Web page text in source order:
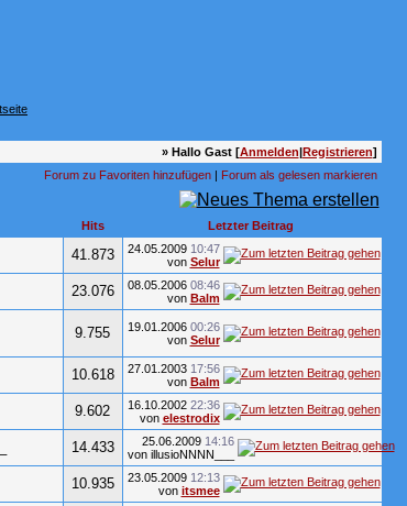
» Hallo Gast [Anmelden|Registrieren]
Forum zu Favoriten hinzufügen| Forum als gelesen markieren
Hits Letzter Beitrag
41.873 24.05.2009 10:47
von Selur
23.076 08.05.2006 08:46
von Balm
9.755 19.01.2006 00:26
von Selur
10.618 27.01.2003 17:56
von Balm
9.602 16.10.2002 22:36
von elestrodix
14.433 25.06.2009 14:16
von illusioNNNN___
10.935 23.05.2009 12:13
von itsmee